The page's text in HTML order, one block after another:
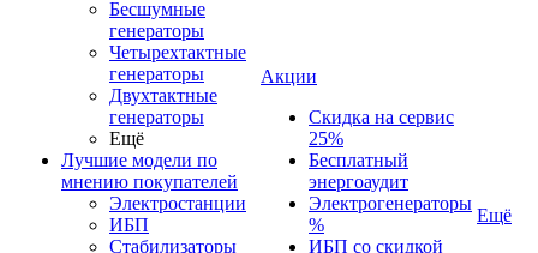
Бесшумные
генераторы
Четырехтактные
генераторы
Двухтактные
генераторы
Ещё
Лучшие модели по
мнению покупателей
Электростанции
ИБП
Стабилизаторы
Акции
Скидка на сервис
25%
Бесплатный
энергоаудит
Электрогенераторы
%
ИБП со скидкой
Ещё